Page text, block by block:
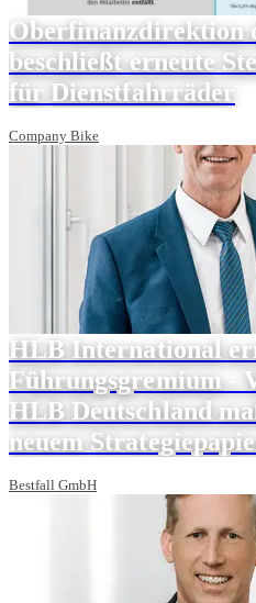
Oberfinanzdirektion
beschließt erneute
für Dienstfahrräder
Company Bike
HLB International
Führungsgremium -
HLB Deutschland
neuem
Bestfall GmbH